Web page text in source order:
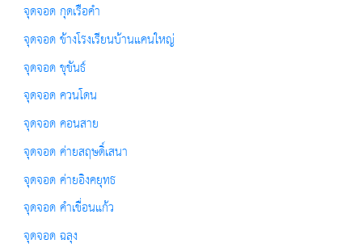
จุดจอด กุดเรือคำ
จุดจอด ข้างโรงเรียนบ้านแคนใหญ่
จุดจอด ขุขันธ์
จุดจอด ควนโดน
จุดจอด คอนสาย
จุดจอด ค่ายสฤษดิ์เสนา
จุดจอด ค่ายอิงคยุทธ
จุดจอด คำเขื่อนแก้ว
จุดจอด ฉลุง